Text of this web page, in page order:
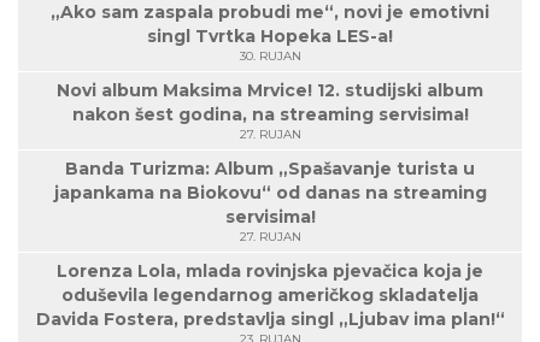
„Ako sam zaspala probudi me“, novi je emotivni
singl Tvrtka Hopeka LES-a!
30. RUJAN
Novi album Maksima Mrvice! 12. studijski album
nakon šest godina, na streaming servisima!
27. RUJAN
Banda Turizma: Album „Spašavanje turista u
japankama na Biokovu“ od danas na streaming
servisima!
27. RUJAN
Lorenza Lola, mlada rovinjska pjevačica koja je
oduševila legendarnog američkog skladatelja
Davida Fostera, predstavlja singl „Ljubav ima plan!“